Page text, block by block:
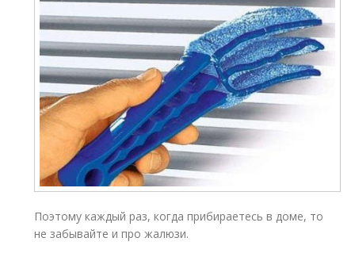
Поэтому каждый раз, когда прибираетесь в доме, то
не забывайте и про жалюзи.